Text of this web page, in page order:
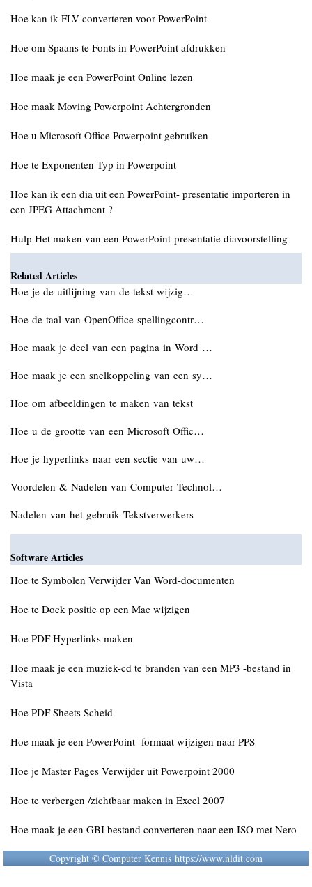
Hoe kan ik FLV converteren voor PowerPoint
Hoe om Spaans te Fonts in PowerPoint afdrukken
Hoe maak je een PowerPoint Online lezen
Hoe maak Moving Powerpoint Achtergronden
Hoe u Microsoft Office Powerpoint gebruiken
Hoe te Exponenten Typ in Powerpoint
Hoe kan ik een dia uit een PowerPoint- presentatie importeren in
een JPEG Attachment ?
Hulp Het maken van een PowerPoint-presentatie diavoorstelling
Related Articles
Hoe je de uitlijning van de tekst wijzig…
Hoe de taal van OpenOffice spellingcontr…
Hoe maak je deel van een pagina in Word …
Hoe maak je een snelkoppeling van een sy…
Hoe om afbeeldingen te maken van tekst
Hoe u de grootte van een Microsoft Offic…
Hoe je hyperlinks naar een sectie van uw…
Voordelen & Nadelen van Computer Technol…
Nadelen van het gebruik Tekstverwerkers
Software Articles
Hoe te Symbolen Verwijder Van Word-documenten
Hoe te Dock positie op een Mac wijzigen
Hoe PDF Hyperlinks maken
Hoe maak je een muziek-cd te branden van een MP3 -bestand in
Vista
Hoe PDF Sheets Scheid
Hoe maak je een PowerPoint -formaat wijzigen naar PPS
Hoe je Master Pages Verwijder uit Powerpoint 2000
Hoe te verbergen /zichtbaar maken in Excel 2007
Hoe maak je een GBI bestand converteren naar een ISO met Nero
Copyright © Computer Kennis https://www.nldit.com